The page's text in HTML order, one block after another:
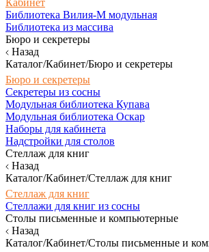
Кабинет
Библиотека Вилия-М модульная
Библиотека из массива
Бюро и секретеры
Назад
Каталог/Кабинет/Бюро и секретеры
Бюро и секретеры
Секретеры из сосны
Модульная библиотека Купава
Модульная библиотека Оскар
Наборы для кабинета
Надстройки для столов
Стеллаж для книг
Назад
Каталог/Кабинет/Стеллаж для книг
Стеллаж для книг
Стеллажи для книг из сосны
Столы письменные и компьютерные
Назад
Каталог/Кабинет/Столы письменные и